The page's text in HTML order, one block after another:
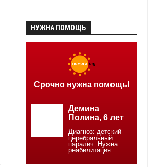
НУЖНА ПОМОЩЬ